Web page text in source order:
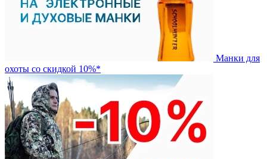
Манки для
охоты со скидкой 10%*